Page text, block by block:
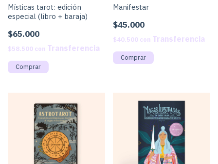
Místicas tarot: edición
especial (libro + baraja)
$65.000
$58.500 con
Manifestar
$45.000
$40.500 con